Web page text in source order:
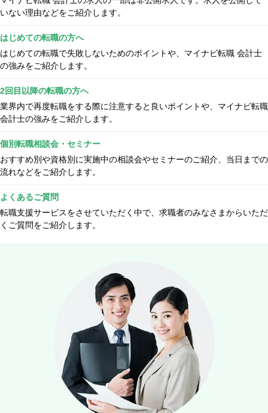
いない理由などをご紹介します。
はじめての転職の方へ
はじめての転職で失敗しないためのポイントや、マイナビ転職 会計士
の強みをご紹介します。
2回目以降の転職の方へ
業界内で再度転職をする際に注意すると良いポイントや、マイナビ転職
会計士の強みをご紹介します。
個別転職相談会・セミナー
おすすめ別や資格別に実施中の相談会やセミナーのご紹介、当日までの
流れなどをご紹介します。
よくあるご質問
転職支援サービスをさせていただく中で、求職者のみなさまからいただ
くご質問をご紹介します。